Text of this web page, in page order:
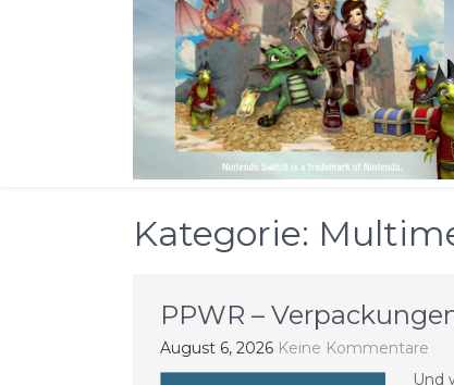
Kategorie:
PPWR –
August 6, 2026 Keine Kommentare
Und